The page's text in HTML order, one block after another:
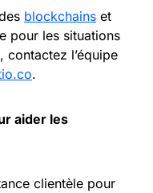
blockchains et
pour les situations
l’équipe
.
aider les
clientèle pour